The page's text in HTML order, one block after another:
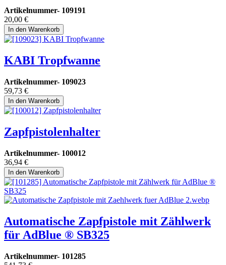
Artikelnummer- 109191
20,00 €
In den Warenkorb
KABI Tropfwanne
Artikelnummer- 109023
59,73 €
In den Warenkorb
Zapfpistolenhalter
Artikelnummer- 100012
36,94 €
In den Warenkorb
Automatische Zapfpistole mit Zählwerk
für AdBlue ® SB325
Artikelnummer- 101285